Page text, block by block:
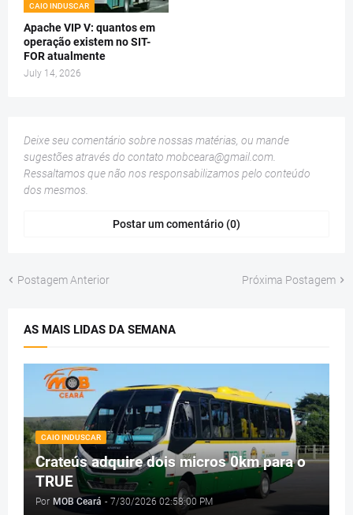
CAIO INDUSCAR
Apache VIP V: quantos em
operação existem no SIT-
FOR atualmente
July 14, 2026
Deixe seu comentário sobre nossas matérias, ou mande
sugestões através do contato mobceara@gmail.com
Ressaltamos que não nos responsabilizamos pelo conteúdo
dos mesmos.
Postar um comentário (0)
Postagem Anterior Próxima Postagem
AS MAIS LIDAS DA SEMANA
CAIO INDUSCAR
Crateús adquire dois micros 0km para o
TRUE
Por MOB Ceará - 7/30/2026 02:58:00 PM